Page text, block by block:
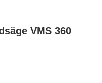
VMS 360